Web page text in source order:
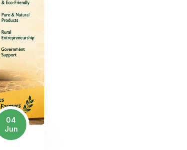
04
Jun